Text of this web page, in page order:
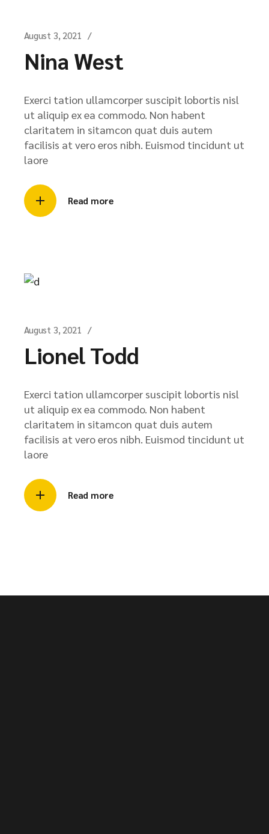
August 3, 2021
Nina West
Exerci tation ullamcorper suscipit lobortis nisl
ut aliquip ex ea commodo. Non habent
claritatem in sitamcon quat duis autem
facilisis at vero eros nibh. Euismod tincidunt ut
laore
Read more
August 3, 2021
Lionel Todd
Exerci tation ullamcorper suscipit lobortis nisl
ut aliquip ex ea commodo. Non habent
claritatem in sitamcon quat duis autem
facilisis at vero eros nibh. Euismod tincidunt ut
laore
Read more